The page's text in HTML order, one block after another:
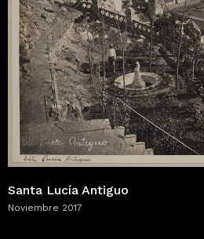
Santa Lucía Antiguo
Noviembre 2017